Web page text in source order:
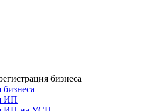
бизнеса
бизнеса
ИП